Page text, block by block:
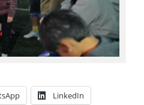
LinkedIn